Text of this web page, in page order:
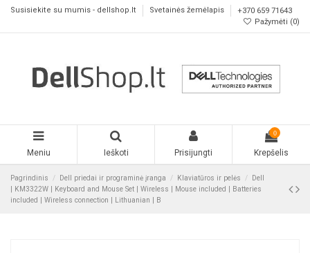
Susisiekite su mumis - dellshop.lt Svetainės žemėlapis
+370 659 71643
Pažymėti (0)
Meniu Ieškoti Prisijungti
0
Krepšelis
Pagrindinis Dell priedai ir programinė įranga Klaviatūros ir pelės
Dell
| KM3322W | Keyboard and Mouse Set | Wireless | Mouse included | Batteries
included | Wireless connection | Lithuanian | B